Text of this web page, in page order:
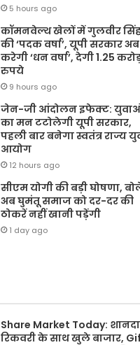
5 hours ago
कॉमनवेल्थ खेलों में गुलवीर
की ‘पदक वर्षा’, यूपी सरकार अब
करेगी ‘धन वर्षा’, देगी 1.25
रुपये
9 hours ago
जेन-जी आंदोलन इफेक्ट:
का मन टटोलेगी यूपी सरकार,
पहली बार बनेगा स्वतंत्र राज्य
आयोग
12 hours ago
सीएम योगी की बड़ी घोषणा,
अब घुमंतू समाज को दर-दर की
ठोकरें नहीं खानी पड़ेंगी
1 day ago
Share Market Today:
रिकवरी के साथ खुले बाजार,